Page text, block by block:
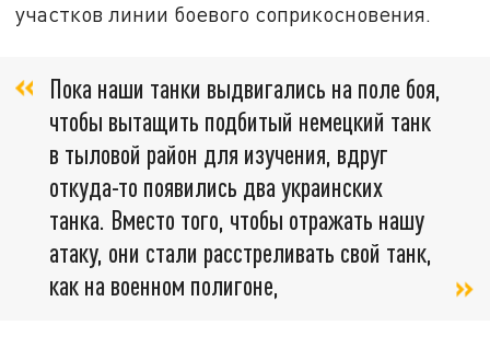
участков линии боевого соприкосновения.
Пока наши танки выдвигались на поле боя,
чтобы вытащить подбитый немецкий танк
в тыловой район для изучения, вдруг
откуда-то появились два украинских
танка. Вместо того, чтобы отражать нашу
атаку, они стали расстреливать свой танк,
как на военном полигоне,